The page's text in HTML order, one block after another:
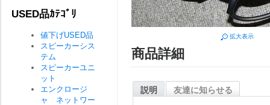
拡大表示
商品詳細
説明 友達に知らせる
USED品ｶﾃｺﾞﾘ
値下げUSED品
スピーカーシス
テム
スピーカーユニ
ット
エンクロージ
ャ ネットワー